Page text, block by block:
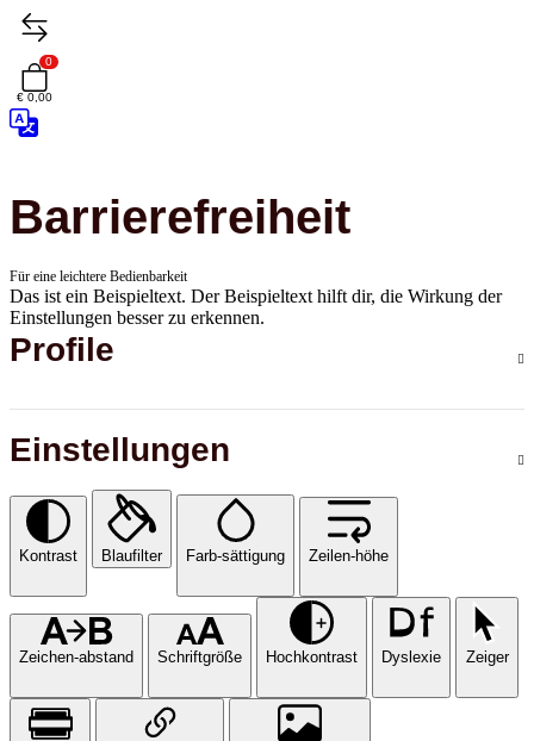
0
€ 0,00
Barrierefreiheit
Für eine leichtere Bedienbarkeit
Das ist ein Beispieltext. Der Beispieltext hilft dir, die Wirkung der
Einstellungen besser zu erkennen.
Profile
Einstellungen
Kontrast Blaufilter Farb-sättigung Zeilen-höhe
Zeichen-abstand Schriftgröße Hochkontrast Dyslexie Zeiger